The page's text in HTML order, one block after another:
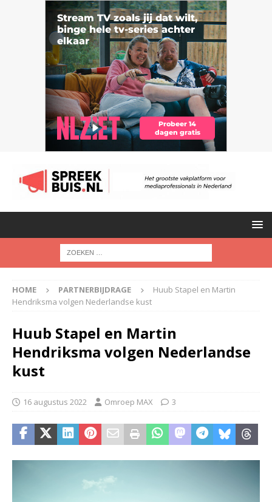
HOME PARTNERBIJDRAGE
Huub Stapel en Martin
Hendriksma volgen Nederlandse kust
Huub Stapel en Martin
Hendriksma volgen Nederlandse
kust
16 augustus 2022 Omroep MAX 3